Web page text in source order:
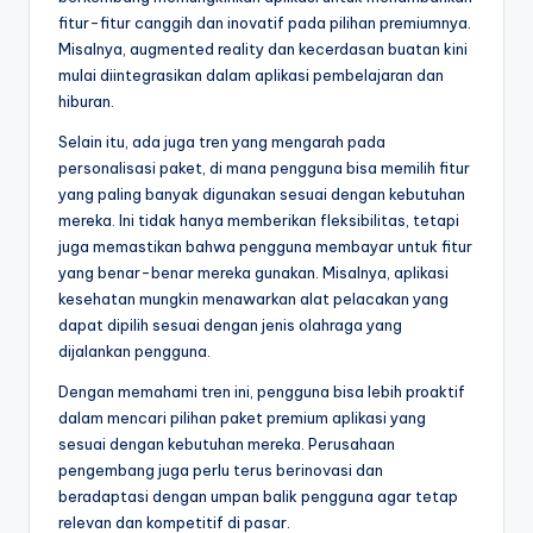
fitur-fitur canggih dan inovatif pada pilihan premiumnya.
Misalnya, augmented reality dan kecerdasan buatan kini
mulai diintegrasikan dalam aplikasi pembelajaran dan
hiburan.
Selain itu, ada juga tren yang mengarah pada
personalisasi paket, di mana pengguna bisa memilih fitur
yang paling banyak digunakan sesuai dengan kebutuhan
mereka. Ini tidak hanya memberikan fleksibilitas, tetapi
juga memastikan bahwa pengguna membayar untuk fitur
yang benar-benar mereka gunakan. Misalnya, aplikasi
kesehatan mungkin menawarkan alat pelacakan yang
dapat dipilih sesuai dengan jenis olahraga yang
dijalankan pengguna.
Dengan memahami tren ini, pengguna bisa lebih proaktif
dalam mencari pilihan paket premium aplikasi yang
sesuai dengan kebutuhan mereka. Perusahaan
pengembang juga perlu terus berinovasi dan
beradaptasi dengan umpan balik pengguna agar tetap
relevan dan kompetitif di pasar.